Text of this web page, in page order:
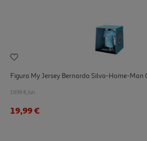
Figura My Jersey Bernardo Silva-Home-Man
19.99 €/un
19,99 €